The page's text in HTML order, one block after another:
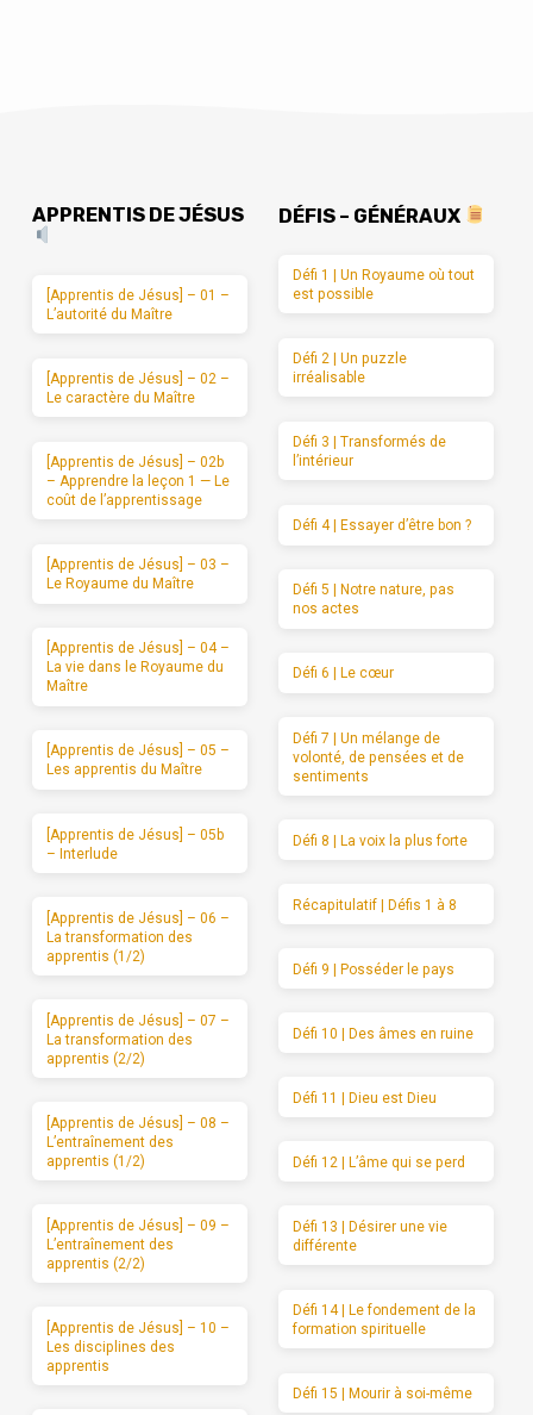
APPRENTIS DE JÉSUS
[Apprentis de Jésus] – 01 –
L’autorité du Maître
[Apprentis de Jésus] – 02 –
Le caractère du Maître
[Apprentis de Jésus] – 02b
– Apprendre la leçon 1 — Le
coût de l’apprentissage
[Apprentis de Jésus] – 03 –
Le Royaume du Maître
[Apprentis de Jésus] – 04 –
La vie dans le Royaume du
Maître
[Apprentis de Jésus] – 05 –
Les apprentis du Maître
[Apprentis de Jésus] – 05b
– Interlude
[Apprentis de Jésus] – 06 –
La transformation des
apprentis (1/2)
[Apprentis de Jésus] – 07 –
La transformation des
apprentis (2/2)
[Apprentis de Jésus] – 08 –
L’entraînement des
apprentis (1/2)
[Apprentis de Jésus] – 09 –
L’entraînement des
apprentis (2/2)
[Apprentis de Jésus] – 10 –
Les disciplines des
apprentis
DÉFIS – GÉNÉRAUX
Défi 1 | Un Royaume où tout
est possible
Défi 2 | Un puzzle
irréalisable
Défi 3 | Transformés de
l’intérieur
Défi 4 | Essayer d’être bon ?
Défi 5 | Notre nature, pas
nos actes
Défi 6 | Le cœur
Défi 7 | Un mélange de
volonté, de pensées et de
sentiments
Défi 8 | La voix la plus forte
Récapitulatif | Défis 1 à 8
Défi 9 | Posséder le pays
Défi 10 | Des âmes en ruine
Défi 11 | Dieu est Dieu
Défi 12 | L’âme qui se perd
Défi 13 | Désirer une vie
différente
Défi 14 | Le fondement de la
formation spirituelle
Défi 15 | Mourir à soi-même